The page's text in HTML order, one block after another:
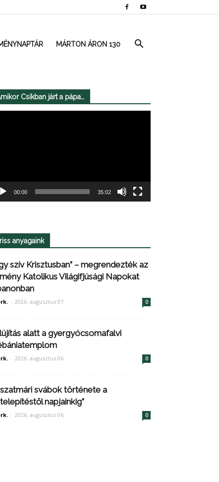
MÁRTON ÁRON 130
Csíkban járt a pápa…
00:00 35:02
anyagaink
szív Krisztusban” – megrendezték az
Katolikus Világifjúsági Napokat
- 2026. augusztus 07. 0
alatt a gyergyócsomafalvi
- 2026. augusztus 06. 0
szatmári svábok története a
napjainkig”
- 2026. augusztus 06. 0